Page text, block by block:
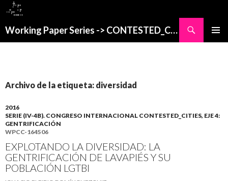
Working Paper Series -> CONTESTED_CITIES
Archivo de la etiqueta: diversidad
2016
SERIE (IV-4B). CONGRESO INTERNACIONAL CONTESTED_CITIES, EJE 4:
GENTRIFICACIÓN
WPCC-164506
EXPLOTANDO LA DIVERSIDAD: LA
GENTRIFICACIÓN DE LAVAPIÉS Y SU
POBLACIÓN LGTBI